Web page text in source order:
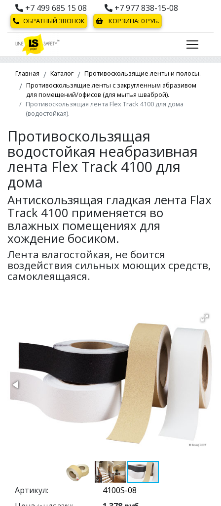
+7 499 685 15 08 +7 977 838-15-08
ОБРАТНЫЙ ЗВОНОК КОРЗИНА: 0РУБ.
Главная Каталог
Противоскользящие ленты и полосы.
Противоскользящие ленты с закругленным абразивом
для помещений/офисов (для мытья шваброй).
Противоскользящая лента Flex Track 4100 для дома
(водостойкая).
Противоскользящая
водостойкая неабразивная
лента Flex Track 4100 для
дома
Антискользящая гладкая лента Flax
Track 4100 применяется во
влажных помещениях для
хождение босиком.
Лента влагостойкая, не боится
воздействия сильных моющих средств,
самоклеящаяся.
Артикул: